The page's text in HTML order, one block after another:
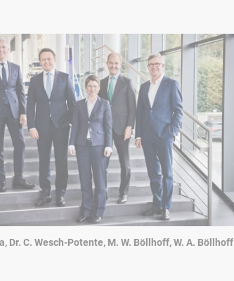
Dr. C. Wesch-Potente, M. W. Böllhoff, W. A. Böllhoff